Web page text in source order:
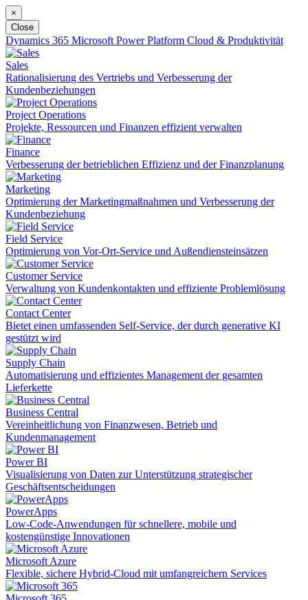
×
Close
Dynamics 365 Microsoft Power Platform Cloud & Produktivität
Sales
Rationalisierung des Vertriebs und Verbesserung der
Kundenbeziehungen
Project Operations
Projekte, Ressourcen und Finanzen effizient verwalten
Finance
Verbesserung der betrieblichen Effizienz und der Finanzplanung
Marketing
Optimierung der Marketingmaßnahmen und Verbesserung der
Kundenbeziehung
Field Service
Optimierung von Vor-Ort-Service und Außendiensteinsätzen
Customer Service
Verwaltung von Kundenkontakten und effiziente Problemlösung
Contact Center
Bietet einen umfassenden Self-Service, der durch generative KI
gestützt wird
Supply Chain
Automatisierung und effizientes Management der gesamten
Lieferkette
Business Central
Vereinheitlichung von Finanzwesen, Betrieb und
Kundenmanagement
Power BI
Visualisierung von Daten zur Unterstützung strategischer
Geschäftsentscheidungen
PowerApps
Low-Code-Anwendungen für schnellere, mobile und
kostengünstige Innovationen
Microsoft Azure
Flexible, sichere Hybrid-Cloud mit umfangreichern Services